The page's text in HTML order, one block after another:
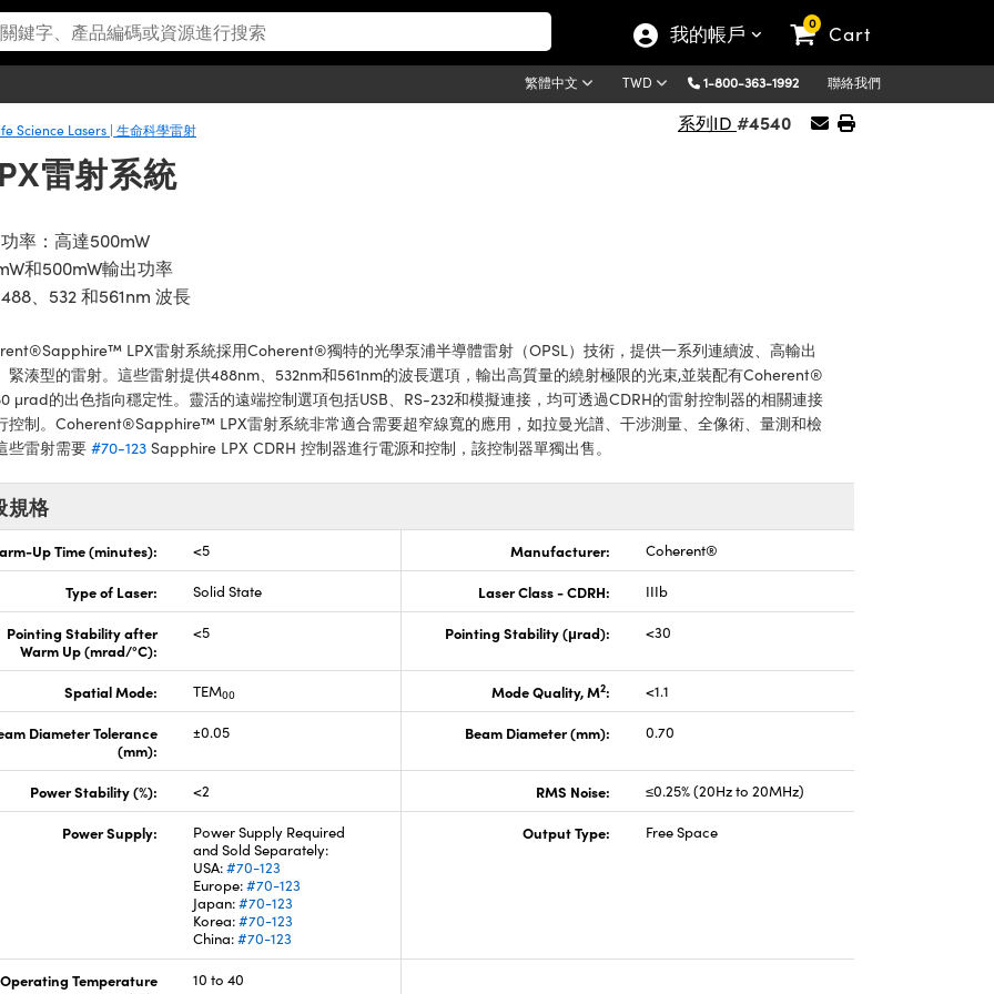
我的帳戶 0 Cart
繁體中文 TWD 1-800-363-1992 聯絡我們
Science Lasers | 生命科學雷射 系列ID #4540
雷射系統
率：高達500mW
和500mW輸出功率
、532 和561nm 波長
LPX雷射系統採用Coherent®獨特的光學泵浦半導體雷射（OPSL）技術，提供一系列連續波、高輸出
緊湊型的雷射。這些雷射提供488nm、532nm和561nm的波長選項，輸出高質量的繞射極限的光束,並裝配有Coherent®
μrad的出色指向穩定性。靈活的遠端控制選項包括USB、RS-232和模擬連接，均可透過CDRH的雷射控制器的相關連接
控制。Coherent®Sapphire™ LPX雷射系統非常適合需要超窄線寬的應用，如拉曼光譜、干涉測量、全像術、量測和檢
些雷射需要 #70-123 Sapphire LPX CDRH 控制器進行電源和控制，該控制器單獨出售。
規格
Up Time (minutes): <5 Manufacturer: Coherent®
Type of Laser: Solid State Laser Class - CDRH: IIIb
Pointing Stability after
Warm Up (mrad/°C):
<5 Pointing Stability (μrad): <30
Spatial Mode: TEM00 Mode Quality, M2: <1.1
Diameter Tolerance
(mm):
±0.05 Beam Diameter (mm): 0.70
Power Stability (%): <2 RMS Noise: ≤0.25% (20Hz to 20MHz)
Power Supply:
Power Supply Required
and Sold Separately:
USA:#70-123
Europe:#70-123
Japan:#70-123
Korea:#70-123
China:#70-123
Output Type: Free Space
Operating Temperature
10 to 40